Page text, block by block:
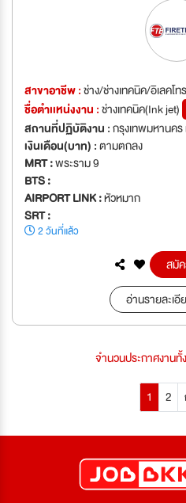
สาขาอาชีพ :ช่าง/ช่างเทคนิค/อิเลคโ
ชื่อตำเเหน่งงาน :ช่างเทคนิค(Ink jet)
สถานที่ปฏิบัติงาน :กรุงเทพมหานคร
เงินเดือน(บาท) :ตามตกลง
MRT :พระราม 9
BTS :
AIRPORT LINK :หัวหมาก
SRT :
2 วันที่แล้ว
สมั
อ่านรายละเ
จำนวนประกาศงาน
1 2